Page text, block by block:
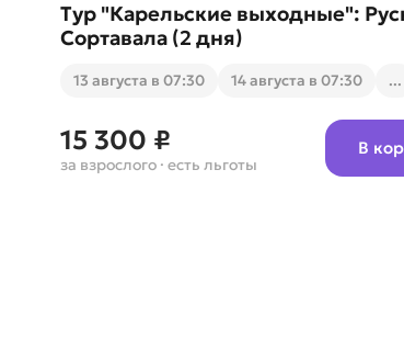
Тур "Карельские выходные":
Сортавала (2 дня)
13 августа в 07:30 14 августа в 07:30 ...
15 300 ₽
за взрослого · есть льготы
В